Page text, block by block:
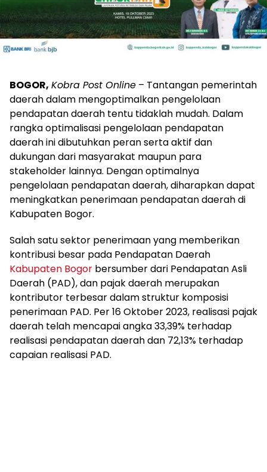
BOGOR, Kobra Post Online – Tantangan pemerintah
daerah dalam mengoptimalkan pengelolaan
pendapatan daerah tentu tidaklah mudah. Dalam
rangka optimalisasi pengelolaan pendapatan
daerah ini dibutuhkan peran serta aktif dan
dukungan dari masyarakat maupun para
stakeholder lainnya. Dengan optimalnya
pengelolaan pendapatan daerah, diharapkan dapat
meningkatkan penerimaan pendapatan daerah di
Kabupaten Bogor.
Salah satu sektor penerimaan yang memberikan
kontribusi besar pada Pendapatan Daerah
Kabupaten Bogor bersumber dari Pendapatan Asli
Daerah (PAD), dan pajak daerah merupakan
kontributor terbesar dalam struktur komposisi
penerimaan PAD. Per 16 Oktober 2023, realisasi pajak
daerah telah mencapai angka 33,39% terhadap
realisasi pendapatan daerah dan 72,13% terhadap
capaian realisasi PAD.